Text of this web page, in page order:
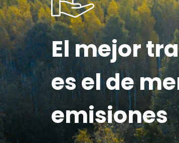
El mejor
es el de
emisiones